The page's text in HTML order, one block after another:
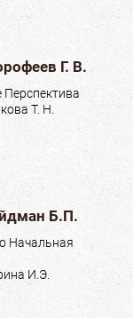
Г. В.
Т. Н.
Б.П.
Начальная
И.Э.